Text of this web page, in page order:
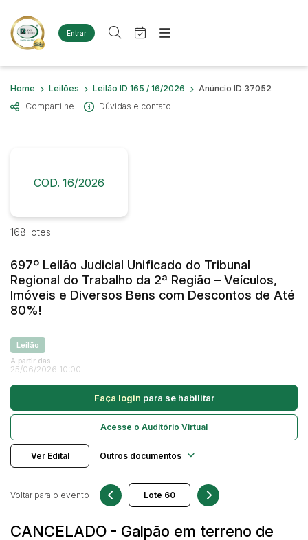
Entrar
Criar conta Entrar
Site
Agenda
Quem Somos
Diversos
Imóveis
Casas
Materiais/Equipamentos
Sucata Ferrosa
Veículos
Caminhonetes
Carros
Máquina Varredeira
Pá Carregadeira
SUV
Utilitário & furgão
Busca por palavra-chave
Bairro
Judiciais Extrajudiciais
Faixa de valor
R$
Quem Somos
Home Leilões Leilão ID 165 / 16/2026
Anúncio ID 37052
Compartilhe
Dúvidas e contato
COD. 16/2026
168 lotes
697º Leilão Judicial Unificado do Tribunal
Regional do Trabalho da 2ª Região – Veículos,
Imóveis e Diversos Bens com Descontos de Até
80%!
Leilão
A partir das
25/06/2026 10:00
Faça login para se habilitar
Acesse o Auditório Virtual
Ver Edital Outros documentos
CANCELADO - Galpão em terreno de
Voltar para o evento